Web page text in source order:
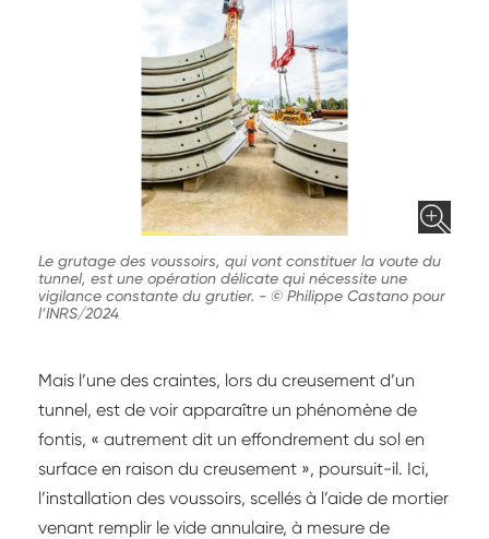
Le grutage des voussoirs, qui vont constituer la voute du
tunnel, est une opération délicate qui nécessite une
vigilance constante du grutier. - © Philippe Castano pour
l’INRS/2024
Mais l’une des craintes, lors du creusement d’un
tunnel, est de voir apparaître un phénomène de
fontis, « autrement dit un effondrement du sol en
surface en raison du creusement », poursuit-il. Ici,
l’installation des voussoirs, scellés à l’aide de mortier
venant remplir le vide annulaire, à mesure de